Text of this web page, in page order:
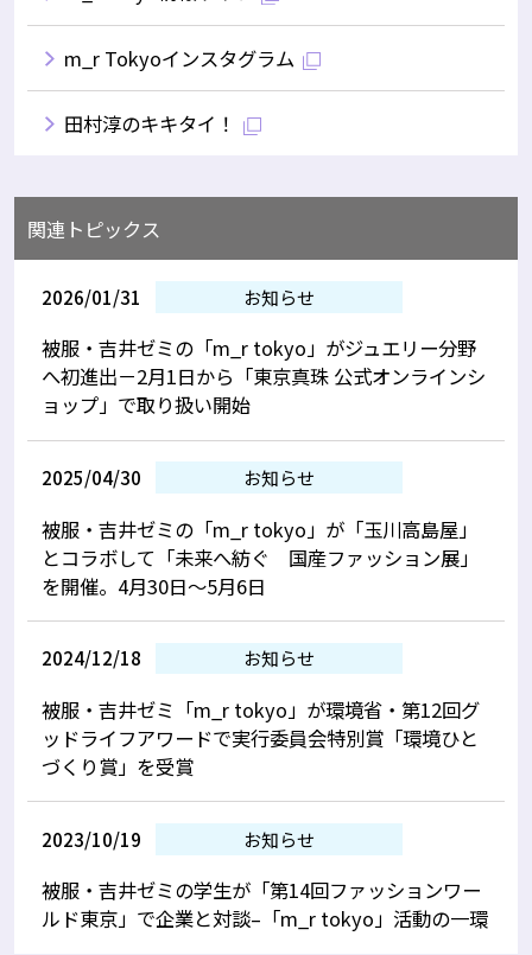
m_r Tokyoインスタグラム
田村淳のキキタイ！
関連トピックス
2026/01/31 お知らせ
被服・吉井ゼミの「m_r tokyo」がジュエリー分野
へ初進出－2月1日から「東京真珠 公式オンラインシ
ョップ」で取り扱い開始
2025/04/30 お知らせ
被服・吉井ゼミの「m_r tokyo」が「玉川高島屋」
とコラボして「未来へ紡ぐ 国産ファッション展」
を開催。4月30日～5月6日
2024/12/18 お知らせ
被服・吉井ゼミ「m_r tokyo」が環境省・第12回グ
ッドライフアワードで実行委員会特別賞「環境ひと
づくり賞」を受賞
2023/10/19 お知らせ
被服・吉井ゼミの学生が「第14回ファッションワー
ルド東京」で企業と対談–「m_r tokyo」活動の一環